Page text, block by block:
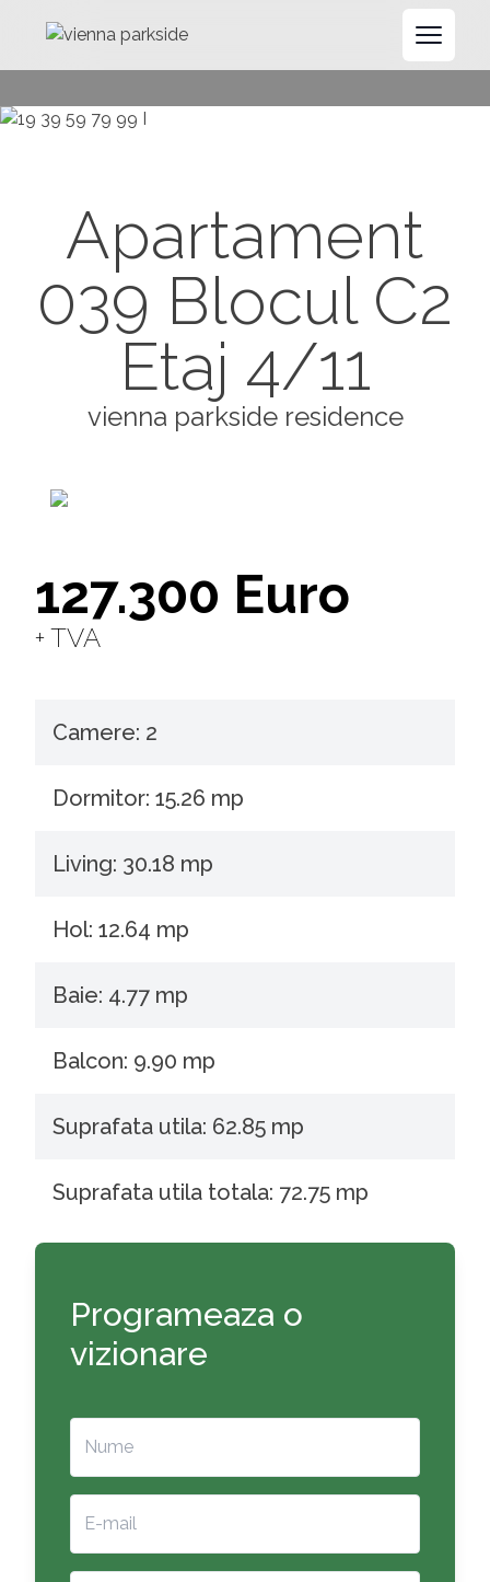
Open
Apartament
039 Blocul C2
Etaj 4/11
vienna parkside residence
127.300 Euro
+ TVA
Camere: 2
Dormitor: 15.26 mp
Living: 30.18 mp
Hol: 12.64 mp
Baie: 4.77 mp
Balcon: 9.90 mp
Suprafata utila: 62.85 mp
Suprafata utila totala: 72.75 mp
Programeaza o
vizionare